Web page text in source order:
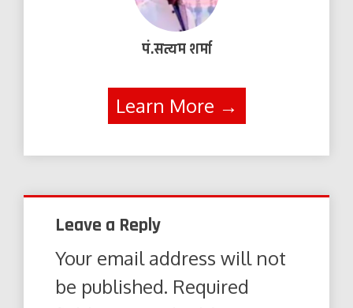
पं.सत्यम शर्मा
Learn More →
Leave a Reply
Your email address will not
be published. Required